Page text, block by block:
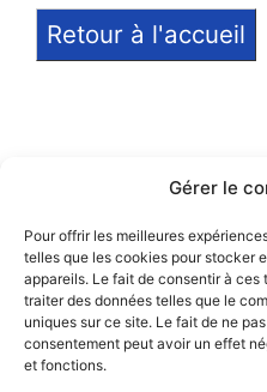
Gérer le
Pour offrir les meilleures
telles que les cookies pour stocker
appareils. Le fait de consentir à
traiter des données telles que le
uniques sur ce site. Le fait de ne
consentement peut avoir un effet
et fonctions.
Retour à l'accueil
Notice légale
Politique de
Politique de